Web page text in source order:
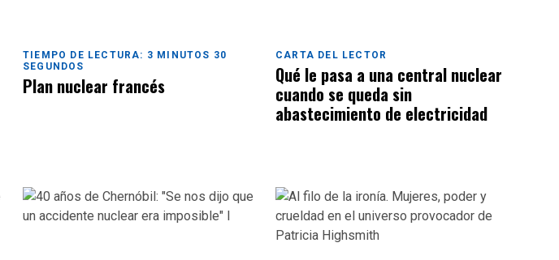
TIEMPO DE LECTURA: 3 MINUTOS 30
SEGUNDOS
Plan nuclear francés
CARTA DEL LECTOR
Qué le pasa a una central nuclear
cuando se queda sin
abastecimiento de electricidad